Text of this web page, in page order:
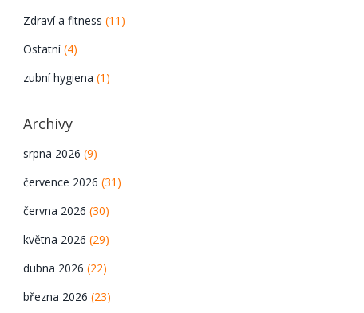
Zdraví a fitness(11)
Ostatní(4)
zubní hygiena(1)
Archivy
srpna 2026(9)
července 2026(31)
června 2026(30)
května 2026(29)
dubna 2026(22)
března 2026(23)